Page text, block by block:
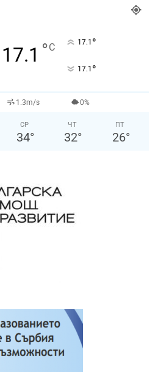
17.1 °C 17.1 °
17.1 °
1.3m/s 0%
СР
34°
ЧТ
32°
ПТ
26°